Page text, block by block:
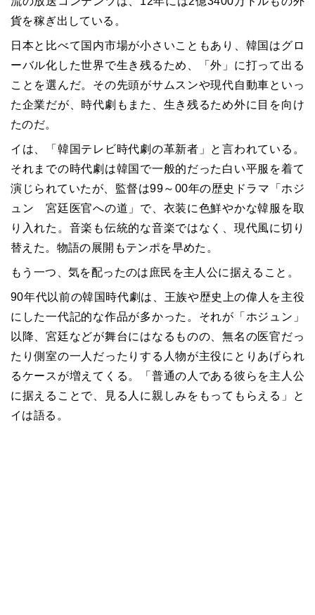
貨を稼ぎ出している。
日本と比べて国内市場が小さいこともあり、韓国はグロ
ーバル化した世界で生き残るため、「外」に打って出る
ことを選んだ。その先頭がサムスンや現代自動車といっ
た企業だが、時代劇もまた、生き残るため外に目を向け
たのだ。
イは、「韓国テレビ時代劇の革新者」と言われている。
それまでの時代劇は韓国で一般的だった白い平服を着て
演じられていたが、監督は99～ 00年の歴史ドラマ「ホジ
ュン 宮廷医官への道」で、衣装に色鮮やかな韓服を取
り入れた。音楽も伝統的な音楽ではなく、現代風に切り
替えた。物語の展開もテンポを早めた。
もう一つ、気を配ったのは庶民を主人公に据えること。
90年代以前の韓国時代劇は、王族や歴史上の偉人を主役
にした一代記的な作品が多かった。それが「ホジュン」
以降、宮廷などが舞台にはなるものの、無名の医官だっ
たり側室の一人だったりする人物が主役にとりあげられ
るケースが増えてくる。「普通の人である彼らを主人公
に据えることで、見る人に親しみをもってもらえる」と
イは語る。